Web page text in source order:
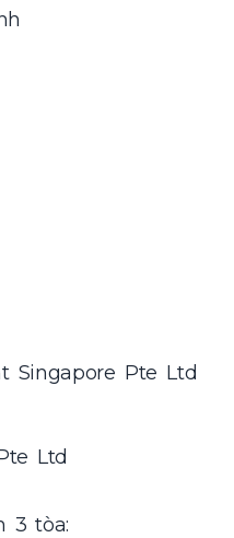
Singapore Pte Ltd
Ltd
3 tòa: